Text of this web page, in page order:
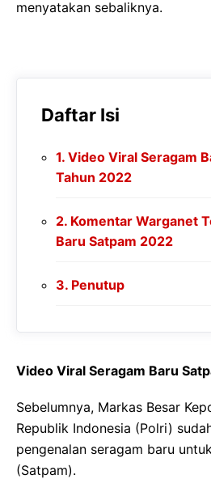
menyatakan sebaliknya.
Daftar Isi
Video Viral Seragam
Tahun 2022
Komentar Warganet
Baru Satpam 2022
Penutup
Video Viral Seragam Baru
Sebelumnya, Markas Besar
Republik Indonesia (Polri)
pengenalan seragam baru
(Satpam).